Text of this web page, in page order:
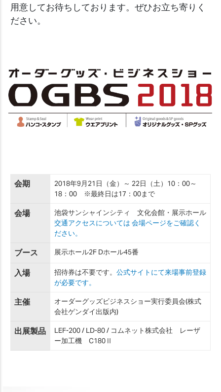
用意してお待ちしております。ぜひお立ち寄りく
ださい。
会期
2018年9月21日（金）～ 22日（土）10：00～
18：00 ※最終日は17：00まで
会場
池袋サンシャインシティ 文化会館・展示ホール
交通アクセスについては 会場ページをご確認く
ださい。
ブース 展示ホール2F Dホール45番
入場 招待券は不要です。 公式サイトにて来場事前登録
が必要です。
主催
オーダーグッズビジネスショー実行委員会(株式
会社ゲンダイ出版内)
出展製品
LEF-200 / LD-80 / コムネット株式会社 レーザ
ー加工機 C180Ⅱ